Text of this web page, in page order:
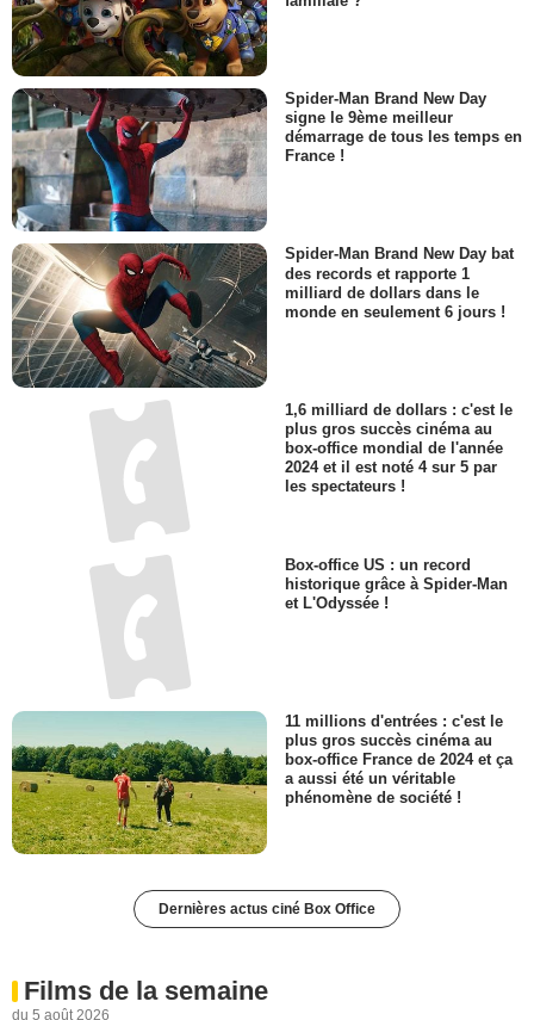
Spider-Man Brand New Day
signe le 9ème meilleur
démarrage de tous les temps en
France !
Spider-Man Brand New Day bat
des records et rapporte 1
milliard de dollars dans le
monde en seulement 6 jours !
1,6 milliard de dollars : c'est le
plus gros succès cinéma au
box-office mondial de l'année
2024 et il est noté 4 sur 5 par
les spectateurs !
Box-office US : un record
historique grâce à Spider-Man
et L'Odyssée !
11 millions d'entrées : c'est le
plus gros succès cinéma au
box-office France de 2024 et ça
a aussi été un véritable
phénomène de société !
Dernières actus ciné Box Office
Films de la semaine
du 5 août 2026